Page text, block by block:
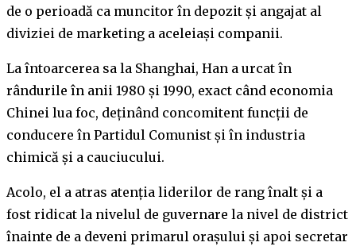
de o perioadă ca muncitor în depozit și angajat al
diviziei de marketing a aceleiași companii.
La întoarcerea sa la Shanghai, Han a urcat în
rândurile în anii 1980 și 1990, exact când economia
Chinei lua foc, deținând concomitent funcții de
conducere în Partidul Comunist și în industria
chimică și a cauciucului.
Acolo, el a atras atenția liderilor de rang înalt și a
fost ridicat la nivelul de guvernare la nivel de district
înainte de a deveni primarul orașului și apoi secretar